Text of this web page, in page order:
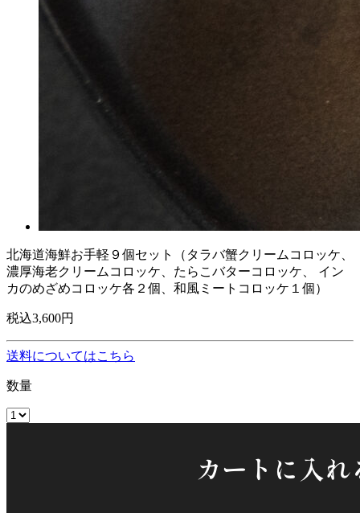
北海道海鮮お手軽９個セット（タラバ蟹クリームコロッケ、
濃厚海老クリームコロッケ、たらこバターコロッケ、 イン
カのめざめコロッケ各２個、和風ミートコロッケ１個）
税込3,600円
送料についてはこちら
数量